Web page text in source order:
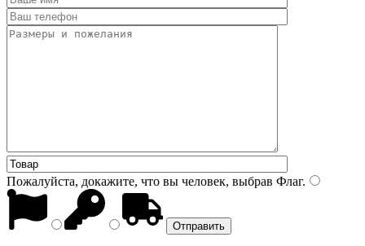
Пожалуйста, докажите, что вы человек, выбрав Флаг.